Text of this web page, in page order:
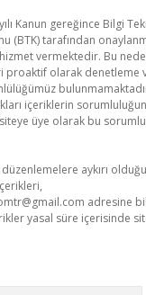
Kanun gereğince Bilgi
(BTK) tarafından
hizmet vermektedir. Bu
proaktif olarak denetleme
içeriklerin
üye olarak bu
aykırı
adresine
yasal süre içerisinde